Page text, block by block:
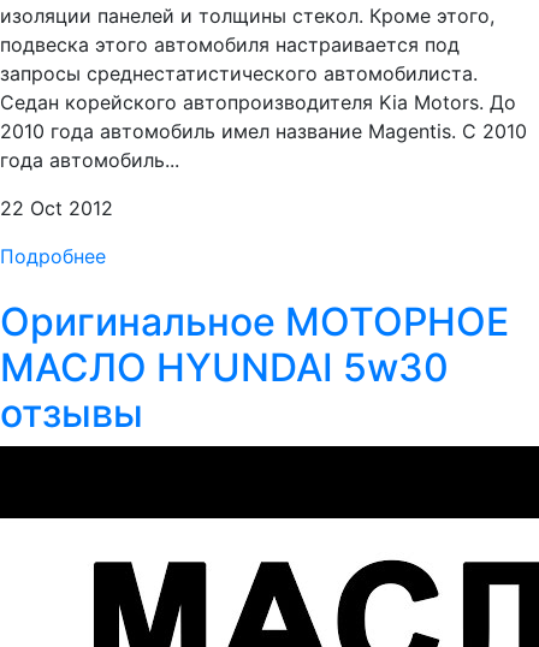
изоляции панелей и толщины стекол. Кроме этого,
подвеска этого автомобиля настраивается под
запросы среднестатистического автомобилиста.
Cедан корейского автопроизводителя Kia Motors. До
2010 года автомобиль имел название Magentis. С 2010
года автомобиль...
22 Oct 2012
Подробнее
Оригинальное МОТОРНОЕ
МАСЛО HYUNDAI 5w30
отзывы